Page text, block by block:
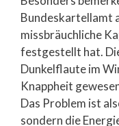
Bundeskartellamt
missbräuchliche
festgestellt hat.
Dunkelflaute im
Knappheit
Das Problem ist
sondern die